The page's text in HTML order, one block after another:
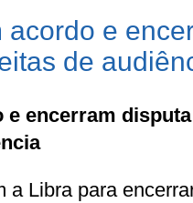
e
de
encerram
a Libra para